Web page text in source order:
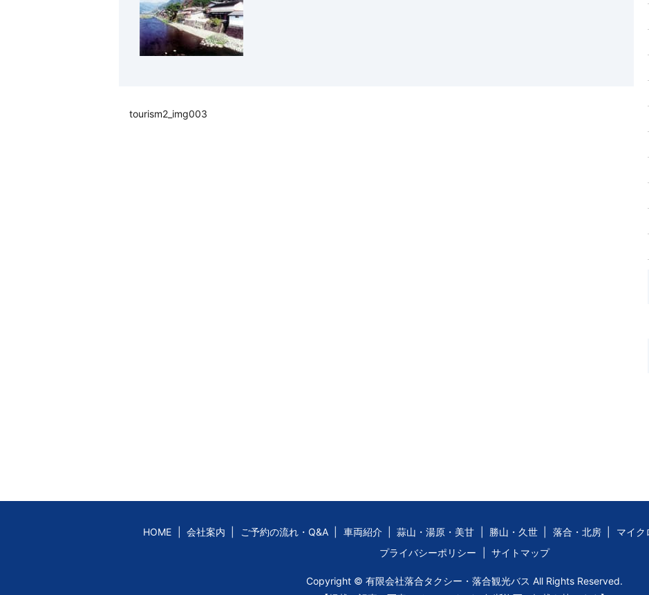
tourism2_img003
HOME 会社案内 ご予約の流れ・Q&A 車両紹介 蒜山・湯原・美甘 勝山・久世 落合・北房 マイク
プライバシーポリシー
サイトマップ
Copyright © 有限会社落合タクシー・落合観光バス All Rights Reserved.